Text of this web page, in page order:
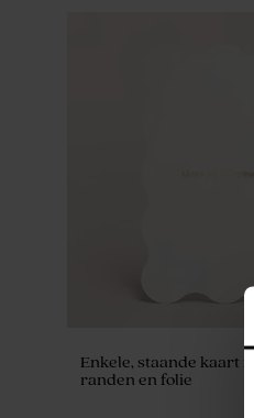
Enkele, staande kaart
randen en folie